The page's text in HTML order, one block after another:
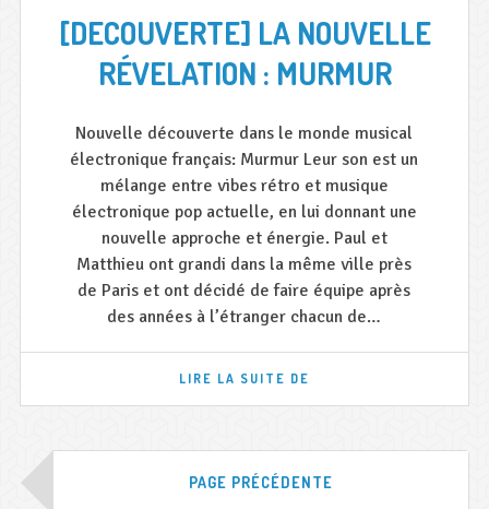
[DECOUVERTE] LA NOUVELLE
RÉVELATION : MURMUR
Nouvelle découverte dans le monde musical
électronique français: Murmur Leur son est un
mélange entre vibes rétro et musique
électronique pop actuelle, en lui donnant une
nouvelle approche et énergie. Paul et
Matthieu ont grandi dans la même ville près
de Paris et ont décidé de faire équipe après
des années à l’étranger chacun de…
LIRE LA SUITE DE
:
MURMUR
Navigation
PAGE PRÉCÉDENTE